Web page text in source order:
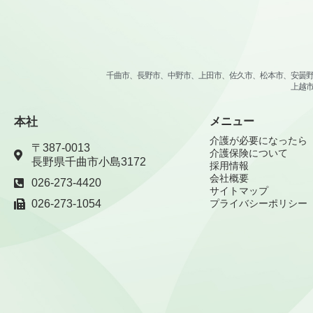
千曲市、長野市、中野市、上田市、佐久市、松本市、安曇
上越
本社
〒387-0013
長野県千曲市小島3172
026-273-4420
026-273-1054
メニュー
介護が必要になったら
介護保険について
採用情報
会社概要
サイトマップ
プライバシーポリシー